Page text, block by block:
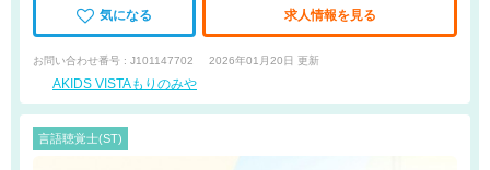
気になる 求人情報を見る
お問い合わせ番号 : J101147702 2026年01月20日 更新
AKIDS VISTAもりのみや
言語聴覚士(ST)